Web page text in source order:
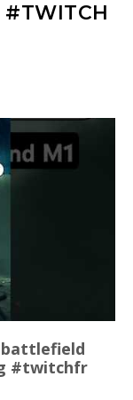
#TWITCH
#twitchfr